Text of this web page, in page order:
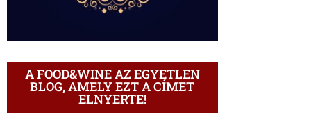
A FOOD&WINE AZ EGYETLEN
BLOG, AMELY EZT A CÍMET
ELNYERTE!